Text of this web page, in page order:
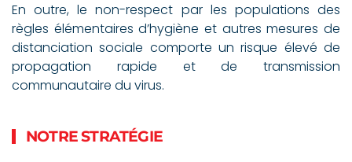
En outre, le non-respect par les populations des
règles élémentaires d’hygiène et autres mesures de
distanciation sociale comporte un risque élevé de
propagation rapide et de transmission
communautaire du virus.
NOTRE STRATÉGIE